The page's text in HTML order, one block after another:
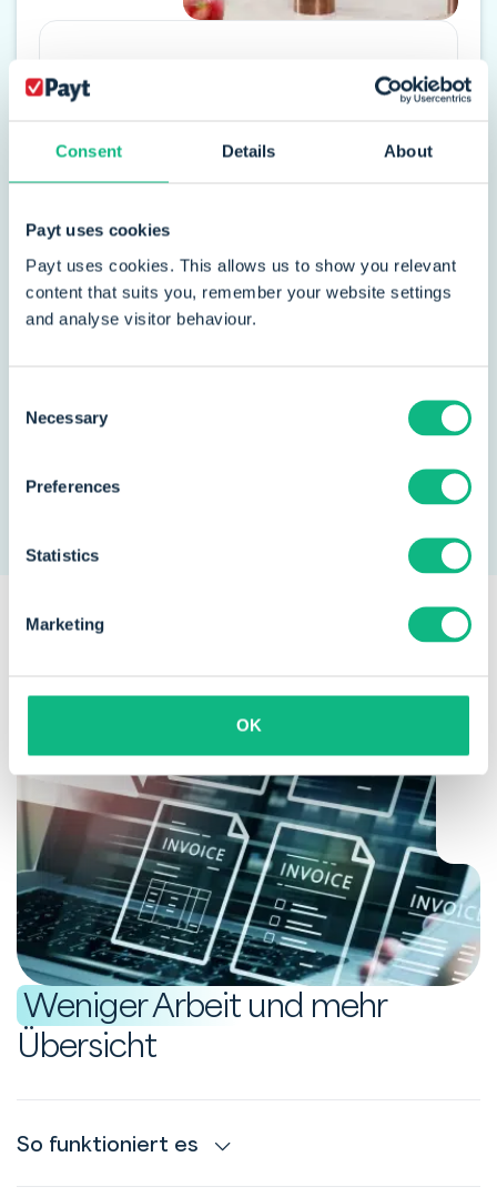
Consent Details About
Payt uses cookies
Payt uses cookies. This allows us to show you relevant
content that suits you, remember your website settings
and analyse visitor behaviour.
Selection
Necessary
Preferences
Statistics
Marketing
OK
Rechnungsmanagement
Inkasso. Der Vorteil: Wir behalten bei
jedem Schritt die volle Kontrolle."
Jasper van Hattem
Weniger Arbeit und mehr
Übersicht
So funktioniert es